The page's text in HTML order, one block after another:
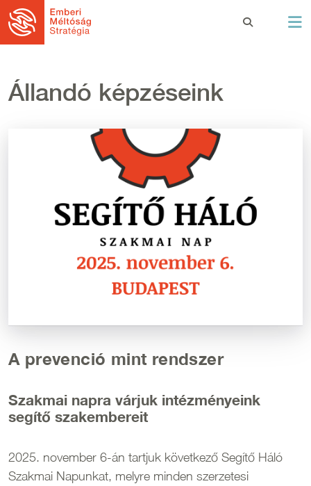
Ugrás a tartalomra
Állandó képzéseink
A prevenció mint rendszer
Szakmai napra várjuk intézményeink
segítő szakembereit
2025. november 6-án tartjuk következő Segítő Háló
Szakmai Napunkat, melyre minden szerzetesi